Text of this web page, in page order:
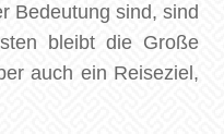
Bedeutung sind, sind
bleibt die Große
auch ein Reiseziel,